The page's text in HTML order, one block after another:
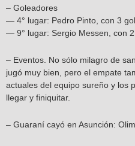
– Goleadores
— 4° lugar: Pedro Pinto, con 3
— 9° lugar: Sergio Messen, con 2
– Eventos. No sólo milagro de
jugó muy bien, pero el empate
actuales del equipo sureño y los
llegar y finiquitar.
– Guaraní cayó en Asunción: